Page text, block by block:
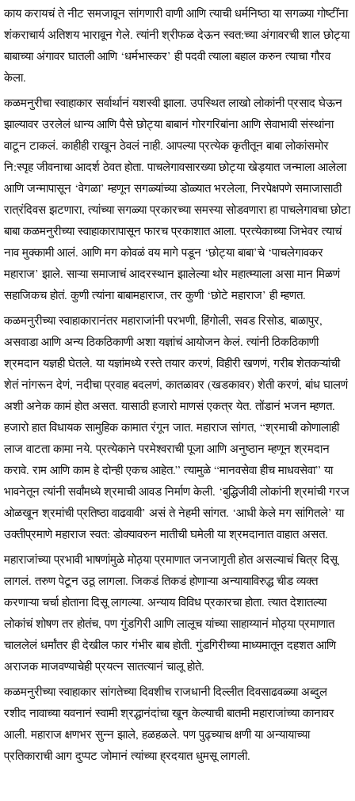
काय करायचं ते नीट समजावून सांगणारी वाणी आणि त्याची धर्मनिष्ठा या सगळ्या गोष्टींना
शंकराचार्य अतिशय भारावून गेले. त्यांनी श्रीफळ देऊन स्वत:च्या अंगावरची शाल छोट्या
बाबाच्या अंगावर घातली आणि ‘धर्मभास्कर’ ही पदवी त्याला बहाल करुन त्याचा गौरव
केला.
कळमनुरीचा स्वाहाकार सर्वार्थानं यशस्वी झाला. उपस्थित लाखो लोकांनी प्रसाद घेऊन
झाल्यावर उरलेलं धान्य आणि पैसे छोट्या बाबानं गोरगरिबांना आणि सेवाभावी संस्थांना
वाटून टाकलं. काहीही राखून ठेवलं नाही. आपल्या प्रत्येक कृतीतून बाबा लोकांसमोर
नि:स्पृह जीवनाचा आदर्श ठेवत होता. पाचलेगावसारख्या छोट्या खेड्यात जन्माला आलेला
आणि जन्मापासून ‘वेगळा’ म्हणून सगळ्यांच्या डोळ्यात भरलेला, निरपेक्षपणे समाजासाठी
रात्रंदिवस झटणारा, त्यांच्या सगळ्या प्रकारच्या समस्या सोडवणारा हा पाचलेगावचा छोटा
बाबा कळमनुरीच्या स्वाहाकारापासून फारच प्रकाशात आला. प्रत्येकाच्या जिभेवर त्याचं
नाव मुक्कामी आलं. आणि मग कोवळं वय मागे पडून ‘छोट्या बाबा’चे ‘पाचलेगावकर
महाराज’ झाले. साऱ्या समाजाचं आदरस्थान झालेल्या थोर महात्म्याला असा मान मिळणं
सहाजिकच होतं. कुणी त्यांना बाबामहाराज, तर कुणी ‘छोटे महाराज’ ही म्हणत.
कळमनुरीच्या स्वाहाकारानंतर महाराजांनी परभणी, हिंगोली, सवड रिसोड, बाळापुर,
असवाडा आणि अन्य ठिकठिकाणी अशा यज्ञांचं आयोजन केलं. त्यांनी ठिकठिकाणी
श्रमदान यज्ञही घेतले. या यज्ञांमध्ये रस्ते तयार करणं, विहीरी खणणं, गरीब शेतकऱ्यांची
शेतं नांगरून देणं, नदीचा प्रवाह बदलणं, कातळावर (खडकावर) शेती करणं, बांध घालणं
अशी अनेक कामं होत असत. यासाठी हजारो माणसं एकत्र येत. तोंडानं भजन म्हणत.
हजारो हात विधायक सामुहिक कामात रंगून जात. महाराज सांगत, “श्रमाची कोणालाही
लाज वाटता कामा नये. प्रत्येकाने परमेश्वराची पूजा आणि अनुष्ठान म्हणून श्रमदान
करावे. राम आणि काम हे दोन्ही एकच आहेत.” त्यामुळे “मानवसेवा हीच माधवसेवा” या
भावनेतून त्यांनी सर्वांमध्ये श्रमाची आवड निर्माण केली. ‘बुद्धिजीवी लोकांनी श्रमांची गरज
ओळखून श्रमांची प्रतिष्ठा वाढवावी’ असं ते नेहमी सांगत. ‘आधी केले मग सांगितले’ या
उक्तीप्रमाणे महाराज स्वत: डोक्यावरुन मातीची घमेली या श्रमदानात वाहात असत.
महाराजांच्या प्रभावी भाषणांमुळे मोठ्या प्रमाणात जनजागृती होत असल्याचं चित्र दिसू
लागलं. तरुण पेटून उठू लागला. जिकडं तिकडं होणाऱ्या अन्यायाविरुद्ध चीड व्यक्त
करणाऱ्या चर्चा होताना दिसू लागल्या. अन्याय विविध प्रकारचा होता. त्यात देशातल्या
लोकांचं शोषण तर होतंच, पण गुंडगिरी आणि लालूच यांच्या साहाय्यानं मोठ्या प्रमाणात
चाललेलं धर्मांतर ही देखील फार गंभीर बाब होती. गुंडगिरीच्या माध्यमातून दहशत आणि
अराजक माजवण्याचेही प्रयत्न सातत्यानं चालू होते.
कळमनुरीच्या स्वाहाकार सांगतेच्या दिवशीच राजधानी दिल्लीत दिवसाढवळ्या अब्दुल
रशीद नावाच्या यवनानं स्वामी श्रद्धानंदांचा खून केल्याची बातमी महाराजांच्या कानावर
आली. महाराज क्षणभर सुन्न झाले, हळहळले. पण पुढ्च्याच क्षणी या अन्यायाच्या
प्रतिकाराची आग दुप्पट जोमानं त्यांच्या ह्रदयात धुमसू लागली.